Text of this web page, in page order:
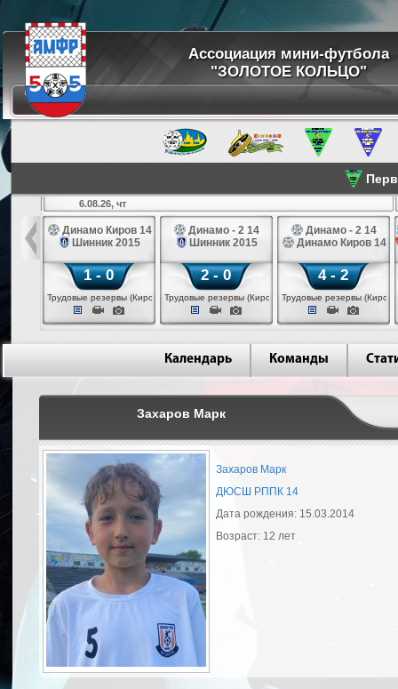
Ассоциация мини-футбола
"ЗОЛОТОЕ КОЛЬЦО"
14
6.08.26, чт
Динамо Киров 14
Шинник 2015
1 - 0
Трудовые резервы (Киров)
Динамо - 2 14
Шинник 2015
2 - 0
Трудовые резервы (Киров)
Динамо - 2 14
Динамо Киров 14
4 - 2
Трудовые резервы (Киров)
Календарь Команды
Захаров Марк
Захаров Марк
ДЮСШ РППК 14
Дата рождения: 15.03.2014
Возраст: 12 лет